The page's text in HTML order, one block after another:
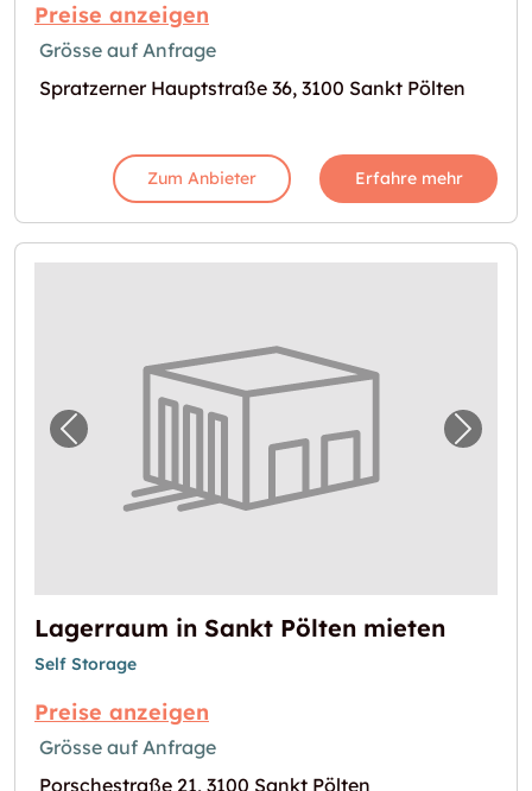
Preise anzeigen
Grösse auf Anfrage
Spratzerner Hauptstraße 36, 3100 Sankt Pölten
Zum Anbieter Erfahre mehr
Vorheriges Bild für "Lagerraum in Sankt
Lagerraum in Sankt Pölten mieten
Self Storage
Preise anzeigen
Grösse auf Anfrage
Porschestraße 21, 3100 Sankt Pölten